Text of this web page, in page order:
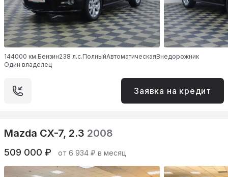
144000 км.Бензин238 л.с.ПолныйАвтоматическаяВнедорожник
Один владелец
Заявка на кредит
Mazda CX-7, 2.3 2008
509 000 ₽ от 6 934 ₽ в месяц